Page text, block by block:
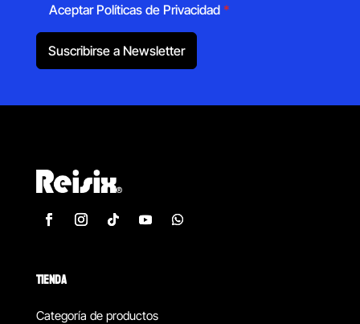
Aceptar Políticas de Privacidad *
Suscribirse a Newsletter
TIENDA
Categoría de productos